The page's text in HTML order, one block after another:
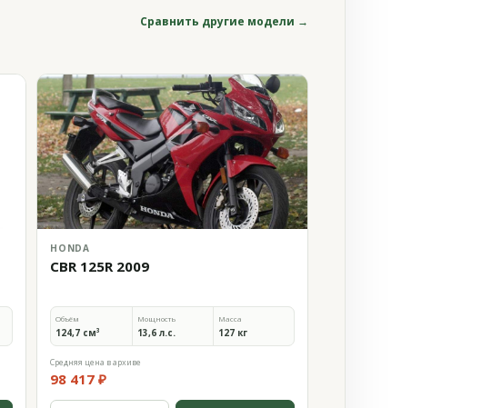
Сравнить другие модели →
HONDA
CBR 125R 2009
Объём
124,7 см³
Мощность
13,6 л.с.
Масса
127 кг
Средняя цена в архиве
98 417 ₽